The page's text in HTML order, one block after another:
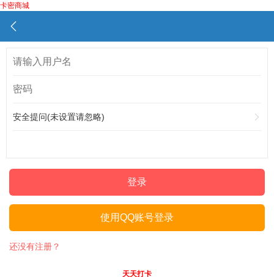
卡密商城
安全提问(未设置请忽略)
登录
使用QQ账号登录
还没有注册？
天天打卡